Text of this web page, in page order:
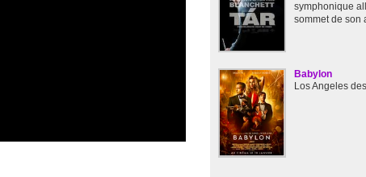
symphonique
sommet de son
Babylon
Los Angeles